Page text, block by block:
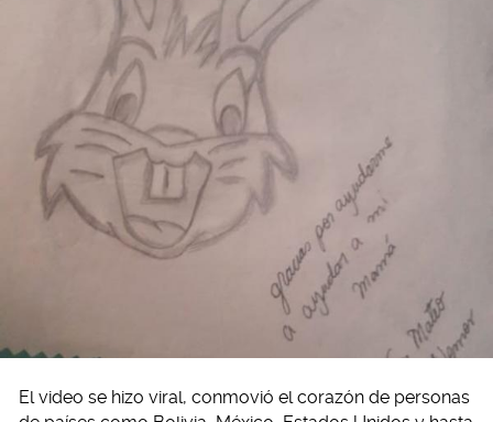
El video se hizo viral, conmovió el corazón de personas